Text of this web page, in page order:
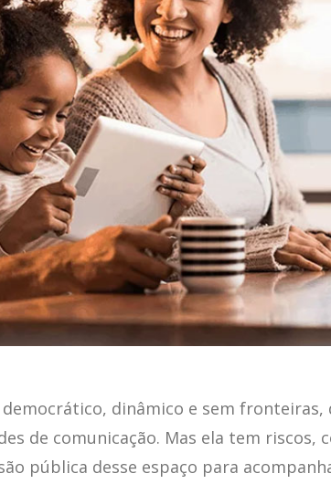
dinâmico e sem fronteiras,
de comunicação. Mas ela tem riscos,
pública desse espaço para